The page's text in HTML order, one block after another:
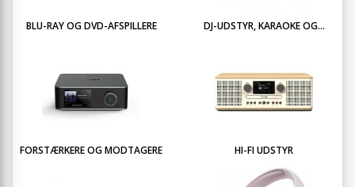
BLU-RAY OG DVD-AFSPILLERE DJ-UDSTYR, KARAOKE OG...
FORSTÆRKERE OG MODTAGERE HI-FI UDSTYR